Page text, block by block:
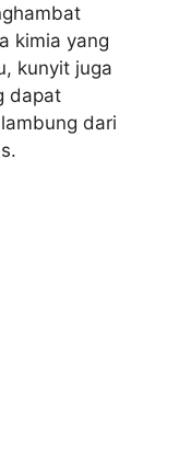
kimia yang
kunyit juga
dapat
dari